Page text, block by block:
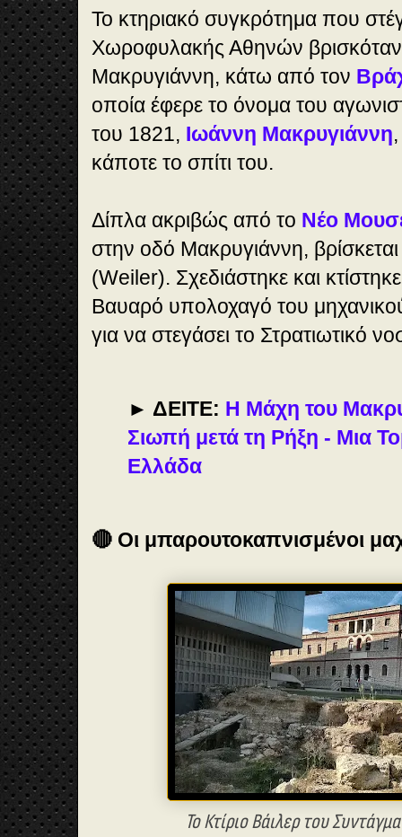
Το κτηριακό συγκρότημα που
Χωροφυλακής Αθηνών βρισκόταν
Μακρυγιάννη, κάτω από τον
οποία έφερε το όνομα του
του 1821, Ιωάννη Μακρυγιάννη
κάποτε το σπίτι του.
Δίπλα ακριβώς από το Νέο
στην οδό Μακρυγιάννη, βρίσκεται
(Weiler). Σχεδιάστηκε και
Βαυαρό υπολοχαγό του
για να στεγάσει το Στρατιωτικό
► ΔΕΙΤΕ: Η Μάχη του
Σιωπή μετά τη Ρήξη - Μια
Ελλάδα
🔴 Οι μπαρουτοκαπνισμένοι
Το Κτίριο Βάιλερ του